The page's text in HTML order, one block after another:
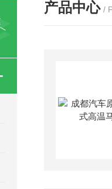
产品中心 /